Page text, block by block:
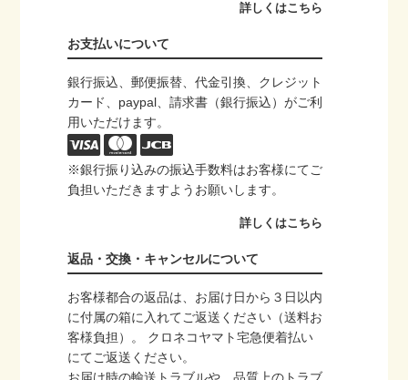
詳しくはこちら
お支払いについて
銀行振込、郵便振替、代金引換、クレジット
カード、paypal、請求書（銀行振込）がご利
用いただけます。
※銀行振り込みの振込手数料はお客様にてご
負担いただきますようお願いします。
詳しくはこちら
返品・交換・キャンセルについて
お客様都合の返品は、お届け日から３日以内
に付属の箱に入れてご返送ください（送料お
客様負担）。 クロネコヤマト宅急便着払い
にてご返送ください。